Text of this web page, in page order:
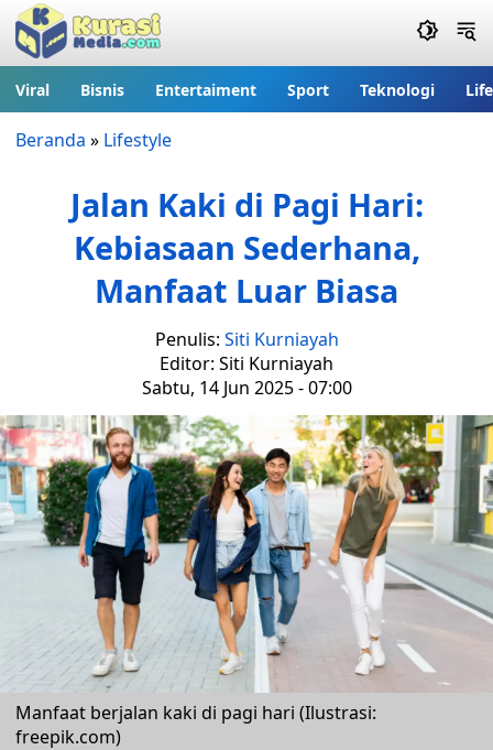
Viral Bisnis Entertaiment Sport Teknologi
Beranda » Lifestyle
Jalan Kaki di Pagi Hari:
Kebiasaan Sederhana,
Manfaat Luar Biasa
Penulis: Siti Kurniayah
Editor: Siti Kurniayah
Sabtu, 14 Jun 2025 - 07:00
Manfaat berjalan kaki di pagi hari (Ilustrasi:
freepik.com)